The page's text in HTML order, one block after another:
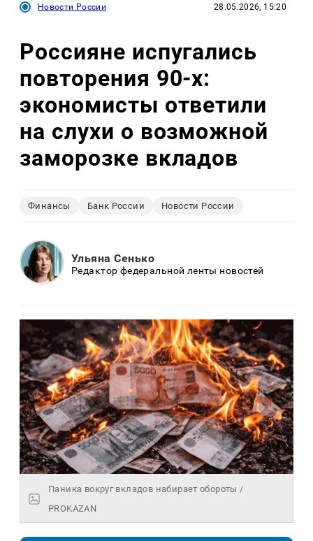
Новости России 28.05.2026, 15:20
Россияне испугались
повторения 90-х:
экономисты ответили
на слухи о возможной
заморозке вкладов
Финансы Банк России Новости России
Ульяна Сенько
Редактор федеральной ленты новостей
Паника вокруг вкладов набирает обороты /
PROKAZAN